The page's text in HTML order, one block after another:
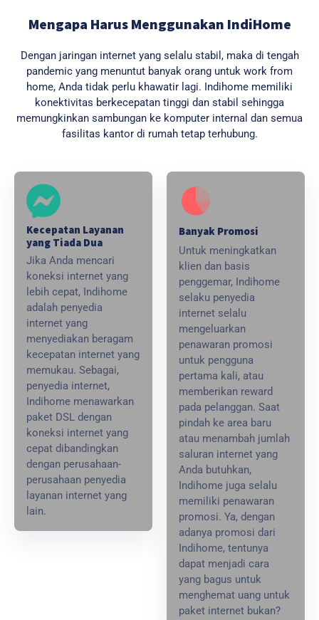
Mengapa Harus Menggunakan IndiHome
Dengan jaringan internet yang selalu stabil, maka di tengah
pandemic yang menuntut banyak orang untuk work from
home, Anda tidak perlu khawatir lagi. Indihome memiliki
konektivitas berkecepatan tinggi dan stabil sehingga
memungkinkan sambungan ke komputer internal dan semua
fasilitas kantor di rumah tetap terhubung.
Kecepatan Layanan
yang Tiada Dua
Jika Anda mencari
koneksi internet yang
lebih cepat, Indihome
adalah penyedia
internet yang
menyediakan beragam
kecepatan internet yang
memukau. Sebagai,
penyedia internet,
Indihome menawarkan
paket DSL dengan
koneksi internet yang
cepat dibandingkan
dengan perusahaan-
perusahaan penyedia
layanan internet yang
lain.
Banyak Promosi
Untuk meningkatkan
klien dan basis
penggemar, Indihome
selaku penyedia
internet selalu
mengeluarkan
penawaran promosi
untuk pengguna
pertama kali, atau
memberikan reward
pada pelanggan. Saat
pindah ke area baru
atau menambah jumlah
saluran internet yang
Anda butuhkan,
Indihome juga selalu
memiliki penawaran
promosi. Ya, dengan
adanya promosi dari
Indihome, tentunya
dapat menjadi cara
yang bagus untuk
menghemat uang untuk
paket internet bukan?